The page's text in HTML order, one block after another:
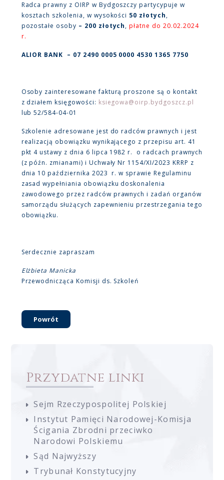
Radca prawny z OIRP w Bydgoszczy partycypuje w
kosztach szkolenia, w wysokości 50 złotych,
pozostałe osoby – 200 złotych,płatne do 20.02.2024
r.
ALIOR BANK – 07 2490 0005 0000 4530 1365 7750
Osoby zainteresowane fakturą proszone są o kontakt
z działem księgowości: ksiegowa@oirp.bydgoszcz.pl
lub 52/584-04-01
Szkolenie adresowane jest do radców prawnych i jest
realizacją obowiązku wynikającego z przepisu art. 41
pkt 4 ustawy z dnia 6 lipca 1982 r. o radcach prawnych
(z późn. zmianami) i Uchwały Nr 1154/XI/2023 KRRP z
dnia 10 października 2023 r. w sprawie Regulaminu
zasad wypełniania obowiązku doskonalenia
zawodowego przez radców prawnych i zadań organów
samorządu służących zapewnieniu przestrzegania tego
obowiązku.
Serdecznie zapraszam
Elżbieta Manicka
Przewodnicząca Komisji ds. Szkoleń
Powrót
Przydatne linki
Sejm Rzeczypospolitej Polskiej
Instytut Pamięci Narodowej-Komisja
Ścigania Zbrodni przeciwko
Narodowi Polskiemu
Sąd Najwyższy
Trybunał Konstytucyjny